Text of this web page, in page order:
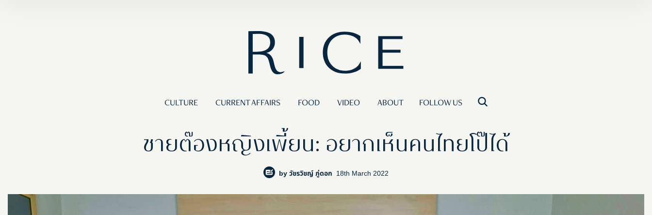
CULTURE CURRENT AFFAIRS FOOD VIDEO ABOUT FOLLOW US
ชายต๊องหญิงเพี้ยน: อยากเห็นคนไทยโป๊ได้
byวัชรวิชญ์ ภู่ดอก 18th March 2022